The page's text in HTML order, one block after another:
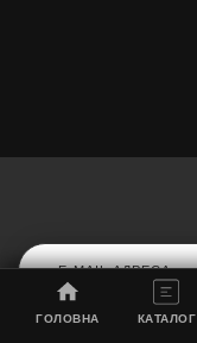
ГОЛОВНА КАТАЛОГ